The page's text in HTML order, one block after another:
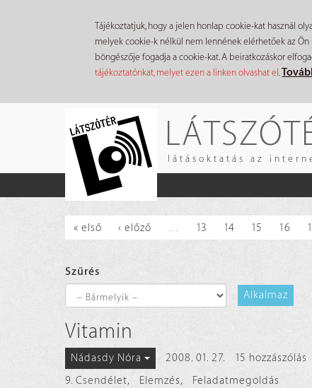
Tájékoztatjuk, hogy a jelen honlap cookie-kat használ
melyek cookie-k nélkül nem lennének elérhetőek az Ön
böngészője fogadja a cookie-kat. A beiratkozáskor
tájékoztatónkat, melyet ezen a linken olvashat el.
látásoktatás az
« első ‹ előző … 13 14 15 16
Szűrés
Alkalmaz
Vitamin
Nádasdy Nóra 2008. 01. 27.
15 hozzászólás
9. Csendélet, Elemzés, Feladatmegoldás